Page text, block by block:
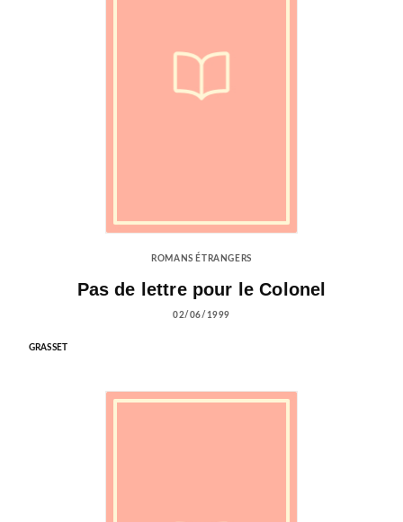
ROMANS ÉTRANGERS
Pas de lettre pour le Colonel
02/06/1999
GRASSET